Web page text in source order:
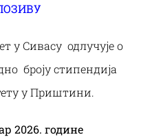
у Сивасу одлучује о
броју стипендија
у Приштини.
2026. године